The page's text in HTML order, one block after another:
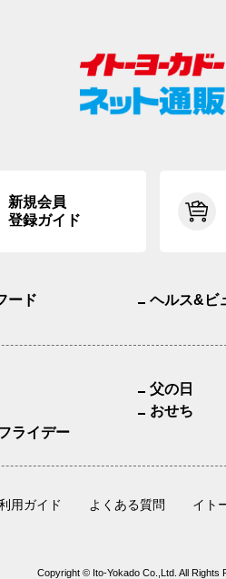
新規会員
登録ガイド
ード ヘルス&ビ
父の日
おせち
ライデー
用ガイド よくある質問 イト
Copyright © Ito-Yokado Co.,Ltd. All Rights